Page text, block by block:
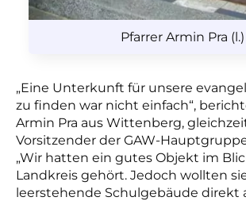
Pfarrer Armin Pra (l.)
„Eine Unterkunft für unsere
zu finden war nicht einfach“,
Armin Pra aus Wittenberg,
Vorsitzender der GAW-
„Wir hatten ein gutes Objekt im
Landkreis gehört. Jedoch wollten
leerstehende Schulgebäude direkt